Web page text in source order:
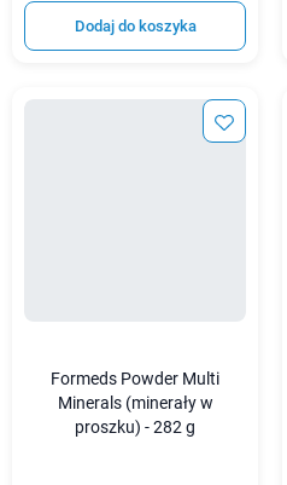
Dodaj do koszyka
Formeds Powder Multi
Minerals (minerały w
proszku) - 282 g